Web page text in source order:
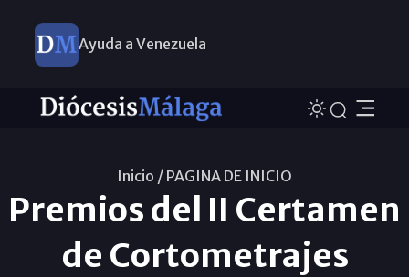
Ayuda a Venezuela
Inicio / PAGINA DE INICIO
Premios del II Certamen
de Cortometrajes